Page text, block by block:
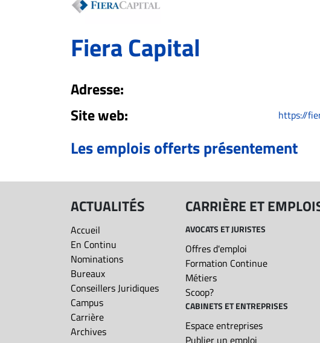
EMPLOIS
JURISTES
Fiera Capital
Adresse:
Site web: https://
Les emplois offerts présentement
ACTUALITÉS
Accueil
En Continu
Nominations
Bureaux
Conseillers Juridiques
Campus
Carrière
Archives
CARRIÈRE ET
AVOCATS ET JURISTES
Offres d'emploi
Formation Continue
Métiers
Scoop?
CABINETS ET ENTREPRISES
Espace entreprises
Publier un emploi